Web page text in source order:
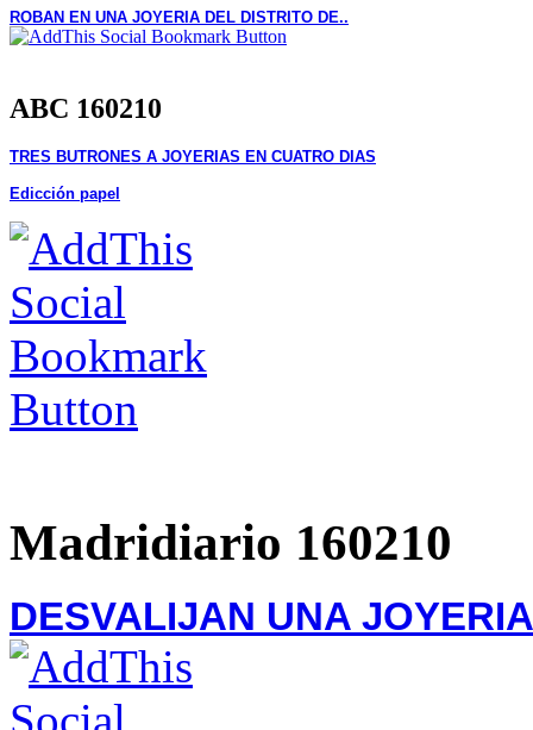
ROBAN EN UNA JOYERIA DEL DISTRITO DE..
ABC 160210
TRES BUTRONES A JOYERIAS EN CUATRO DIAS
Edicción papel
Madridiario 160210
DESVALIJAN UNA